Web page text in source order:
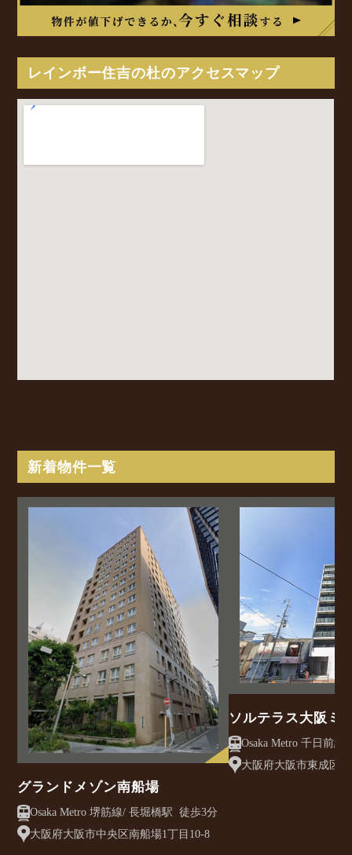
レインボー住吉の杜のアクセスマップ
新着物件一覧
グランドメゾン南船場
Osaka Metro 堺筋線/ 長堀橋駅 徒歩3分
大阪府大阪市中央区南船場1丁目10-8
ソルテラス大阪ミ
クレアスト
大阪府大阪市東成区